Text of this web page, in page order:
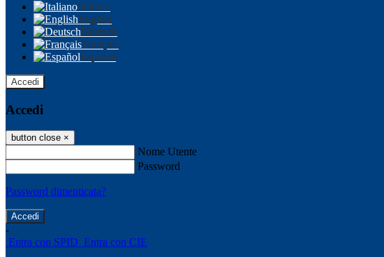
Italiano
English
Deutsch
Français
Español
Accedi
Accedi
button close ×
Nome Utente
Password
Password dimenticata?
-
Entra con SPID Entra con CIE